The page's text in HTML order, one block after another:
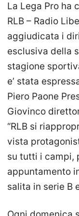
La Lega Pro ha
RLB – Radio
aggiudicata i
esclusiva della
stagione
e’ stata
Piero Paone
Giovinco
“RLB si
vista
su tutti i campi,
appuntamento
salita in serie B